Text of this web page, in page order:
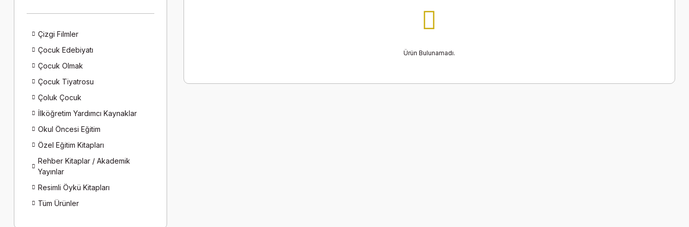
Çizgi Filmler
Çocuk Edebiyatı
Çocuk Olmak
Çocuk Tiyatrosu
Çoluk Çocuk
İlköğretim Yardımcı Kaynaklar
Okul Öncesi Eğitim
Özel Eğitim Kitapları
Rehber Kitaplar / Akademik
Yayınlar
Resimli Öykü Kitapları
Tüm Ürünler
Ürün Bulunamadı.